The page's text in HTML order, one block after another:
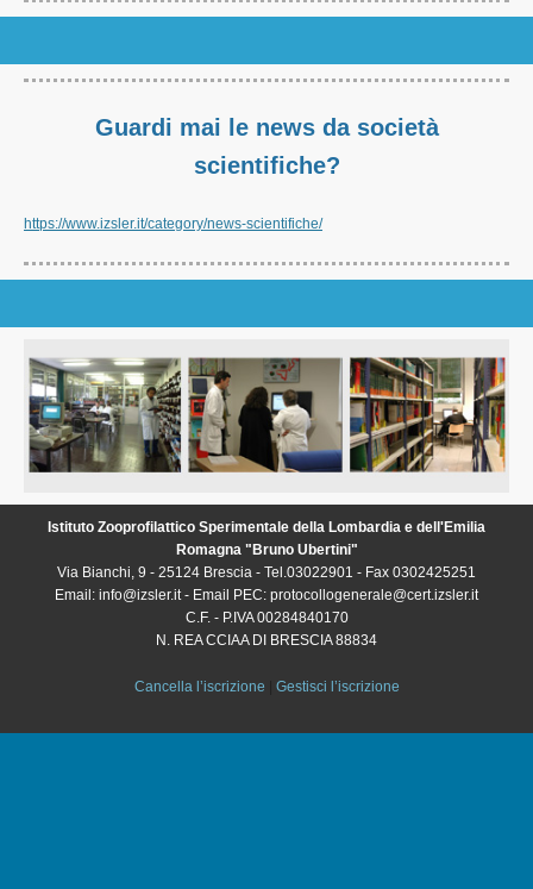
Guardi mai le news da società
scientifiche?
https://www.izsler.it/category/news-scientifiche/
Istituto Zooprofilattico Sperimentale della Lombardia e dell'Emilia
Romagna "Bruno Ubertini"
Via Bianchi, 9 - 25124 Brescia - Tel.03022901 - Fax 0302425251
Email: info@izsler.it - Email PEC: protocollogenerale@cert.izsler.it
C.F. - P.IVA 00284840170
N. REA CCIAA DI BRESCIA 88834
Cancella l’iscrizione Gestisci l’iscrizione